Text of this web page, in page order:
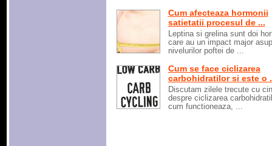
Cum afecteaza hormonii
satietatii procesul de ...
Leptina si grelina sunt doi
care au un impact major
nivelurilor poftei de ...
Cum se face ciclizarea
carbohidratilor si este o
Discutam zilele trecute cu
despre ciclizarea
cum functioneaza, ...